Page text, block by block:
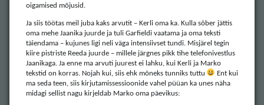
oigamised mõjusid.
Ja siis töötas meil juba kaks arvutit – Kerli oma ka. Kulla sõber jättis
oma mehe Jaanika juurde ja tuli Garfieldi vaatama ja oma teksti
täiendama – kujunes ligi neli väga intensiivset tundi. Misjärel tegin
kiire pistriste Reeda juurde – millele järgnes pikk tihe telefonivestlus
Jaanikaga. Ja enne ma arvuti juurest ei lahku, kui Kerli ja Marko
tekstid on korras. Nojah kui, siis ehk mõneks tunniks tuttu
Ent kui
ma seda teen, siis kirjutamissessioonide vahel püüan ka unes näha
midagi sellist nagu kirjeldab Marko oma päevikus: